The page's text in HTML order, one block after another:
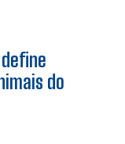
do